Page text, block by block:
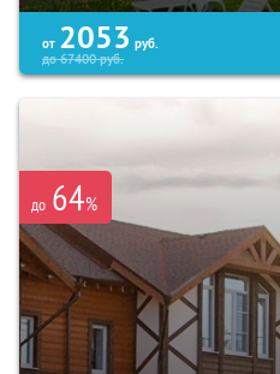
от 2053 руб.
до67400руб.
до 64%